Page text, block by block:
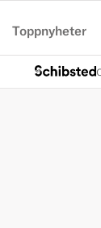
Toppnyheter